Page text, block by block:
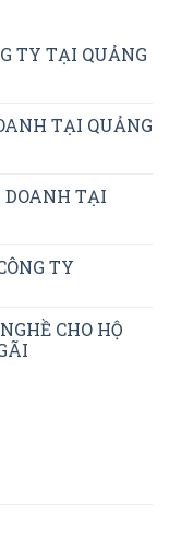
TY TẠI QUẢNG
TẠI QUẢNG
TẠI
TY
CHO HỘ